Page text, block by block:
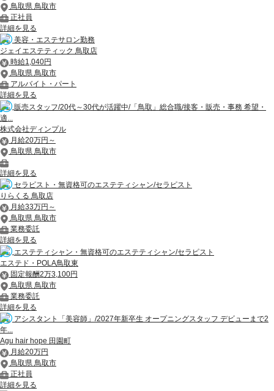
鳥取県 鳥取市
正社員
詳細を見る
美容・エステサロン勤務
ジェイエステティック 鳥取店
時給1,040円
鳥取県 鳥取市
アルバイト・パート
詳細を見る
販売スタッフ/20代～30代が活躍中/「鳥取」総合職/接客・販売・事務 希望・
適...
株式会社ディンプル
月給20万円～
鳥取県 鳥取市
詳細を見る
セラピスト・無資格可のエステティシャン/セラピスト
りらくる 鳥取店
月給33万円～
鳥取県 鳥取市
業務委託
詳細を見る
エステティシャン・無資格可のエステティシャン/セラピスト
エステド・POLA鳥取東
固定報酬2万3,100円
鳥取県 鳥取市
業務委託
詳細を見る
アシスタント「美容師」/2027年新卒生 オープニングスタッフ デビューまで2
年...
Agu hair hope 田園町
月給20万円
鳥取県 鳥取市
正社員
詳細を見る